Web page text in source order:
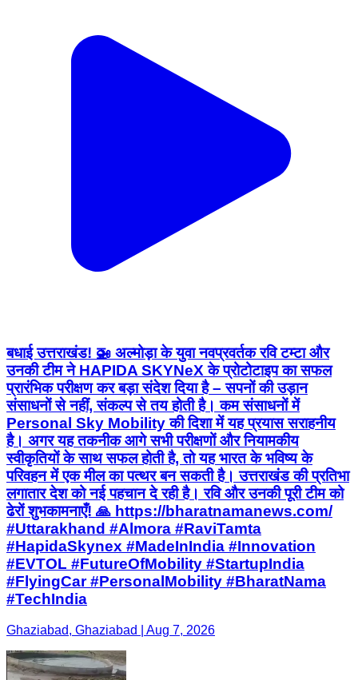
बधाई उत्तराखंड! 🚁 अल्मोड़ा के युवा नवप्रवर्तक रवि टम्टा और
उनकी टीम ने HAPIDA SKYNeX के प्रोटोटाइप का सफल
प्रारंभिक परीक्षण कर बड़ा संदेश दिया है – सपनों की उड़ान
संसाधनों से नहीं, संकल्प से तय होती है। कम संसाधनों में
Personal Sky Mobility की दिशा में यह प्रयास सराहनीय
है। अगर यह तकनीक आगे सभी परीक्षणों और नियामकीय
स्वीकृतियों के साथ सफल होती है, तो यह भारत के भविष्य के
परिवहन में एक मील का पत्थर बन सकती है। उत्तराखंड की प्रतिभा
लगातार देश को नई पहचान दे रही है। रवि और उनकी पूरी टीम को
ढेरों शुभकामनाएँ! 🙏 https://bharatnamanews.com/
#Uttarakhand #Almora #RaviTamta
#HapidaSkynex #MadeInIndia #Innovation
#EVTOL #FutureOfMobility #StartupIndia
#FlyingCar #PersonalMobility #BharatNama
#TechIndia
Ghaziabad, Ghaziabad | Aug 7, 2026